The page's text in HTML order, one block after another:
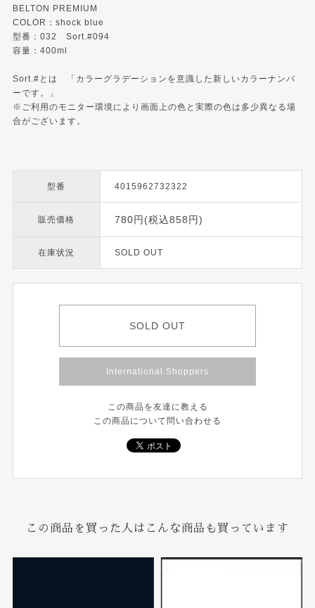
BELTON PREMIUM
COLOR：shock blue
型番：032 Sort.#094
容量：400ml
Sort.#とは 「カラーグラデーションを意識した新しいカラーナンバ
ーです。」
※ご利用のモニター環境により画面上の色と実際の色は多少異なる場
合がございます。
型番 4015962732322
販売価格 780円(税込858円)
在庫状況 SOLD OUT
SOLD OUT
International Shoppers
この商品を友達に教える
この商品について問い合わせる
この商品を買った人はこんな商品も買っています